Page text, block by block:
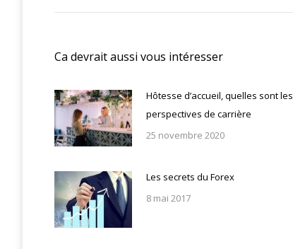
:
Ca devrait aussi vous intéresser
Hôtesse d’accueil, quelles sont les
perspectives de carrière
25 novembre 2020
Les secrets du Forex
8 mai 2017